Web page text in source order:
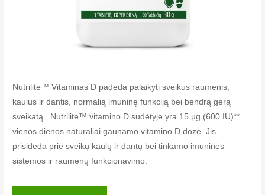
Nutrilite™ Vitaminas D padeda palaikyti sveikus raumenis,
kaulus ir dantis, normalią imuninę funkciją bei bendrą gerą
sveikatą. Nutrilite™ vitamino D sudėtyje yra 15 µg (600 IU)**
vienos dienos natūraliai gaunamo vitamino D dozė. Jis
prisideda prie sveikų kaulų ir dantų bei tinkamo imuninės
sistemos ir raumenų funkcionavimo.